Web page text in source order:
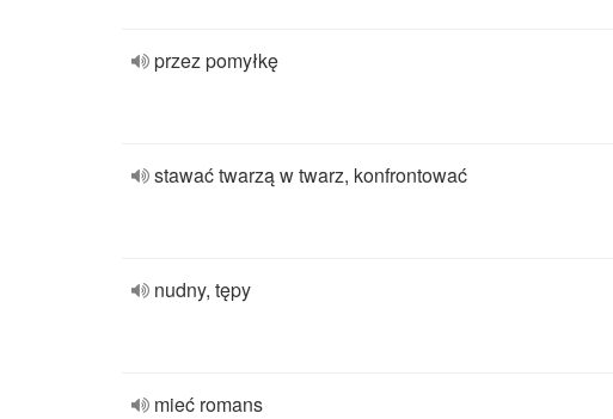
przez pomyłkę
stawać twarzą w twarz, konfrontować
nudny, tępy
mieć romans